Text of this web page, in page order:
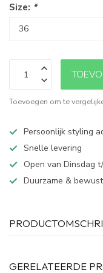
Size: *
Toevoegen om te
Persoonlijk styling
Snelle levering
Open van Dinsdag
Duurzame &
GERELATEERDE